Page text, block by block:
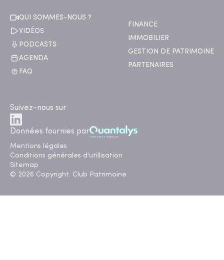
QUI SOMMES-NOUS ?
VIDÉOS
PODCASTS
AGENDA
FAQ
FINANCE
IMMOBILIER
GESTION DE PATRIMOINE
PARTENAIRES
Suivez-nous sur
Données fournies par
Mentions légales
Conditions générales d'utillisation
Sitemap
© 2026 Copyright. Club Patrimoine